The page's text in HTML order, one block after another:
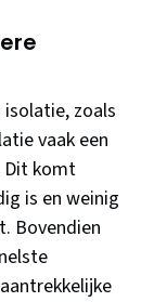
zoals
vaak een
Dit komt
is en weinig
Bovendien